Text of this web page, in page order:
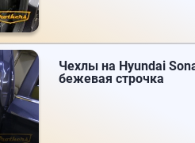
Чехлы на Hyundai
бежевая строчка